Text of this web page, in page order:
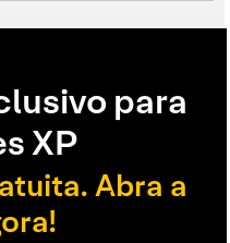
para
XP
Abra a